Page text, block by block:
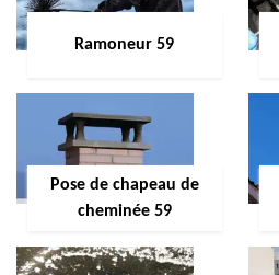
Ramoneur 59
Pose de chapeau de
cheminée 59